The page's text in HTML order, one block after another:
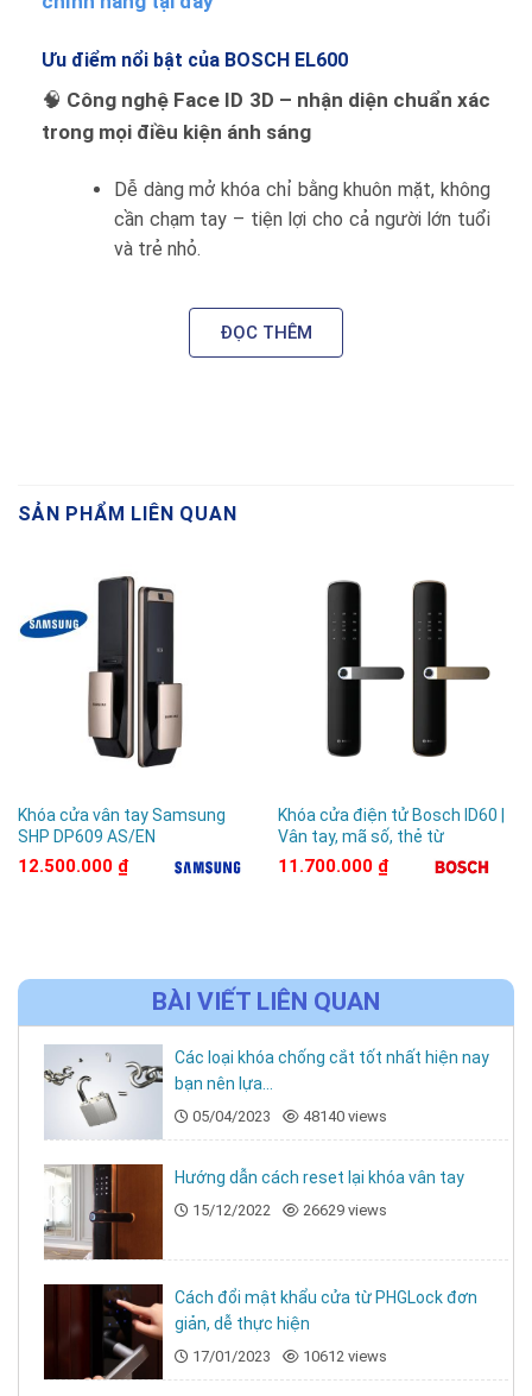
Ưu điểm nổi bật của BOSCH EL600
🧠 Công nghệ Face ID 3D – nhận diện chuẩn xác
trong mọi điều kiện ánh sáng
Dễ dàng mở khóa chỉ bằng khuôn mặt, không
cần chạm tay – tiện lợi cho cả người lớn tuổi
và trẻ nhỏ.
6 phương thức mở khóa an toàn & linh hoạt
Khuôn mặt 3D
Chìa cơ
✨Thiết kế Push–Pull hiện đại – đẩy/kéo để mở,
tiện dụng một tay
Phù hợp với cửa chính căn hộ, cửa gỗ hoặc
cửa thép chống cháy.
Bosch Smart Lock)
🔋Nguồn điện ổn định – sạc lại bằng cổng
Type-C
Sử dụng pin lithium, mỗi lần sạc dùng từ 3–6
tháng. Có cổng sạc dự phòng nếu cần.
Thông số kỹ thuật khóa BOSCH EL600
THÔNG SỐ KỸ
THUẬT
Model BOSCH EL600
Phương thức
mở khóa
chìa cơ, Bluetooth
ĐỌC THÊM
SẢN PHẨM LIÊN QUAN
Khóa cửa vân tay Samsung
SHP DP609 AS/EN
12.500.000 ₫
Khóa cửa điện tử Bosch ID60 |
Vân tay, mã số, thẻ từ
11.700.000 ₫
BÀI VIẾT LIÊN QUAN
Các loại khóa chống cắt tốt nhất hiện nay
bạn nên lựa...
05/04/2023 48140 views
Hướng dẫn cách reset lại khóa vân tay
15/12/2022 26629 views
Cách đổi mật khẩu cửa từ PHGLock đơn
giản, dễ thực hiện
17/01/2023 10612 views